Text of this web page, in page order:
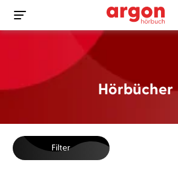
Hörbücher
Filter